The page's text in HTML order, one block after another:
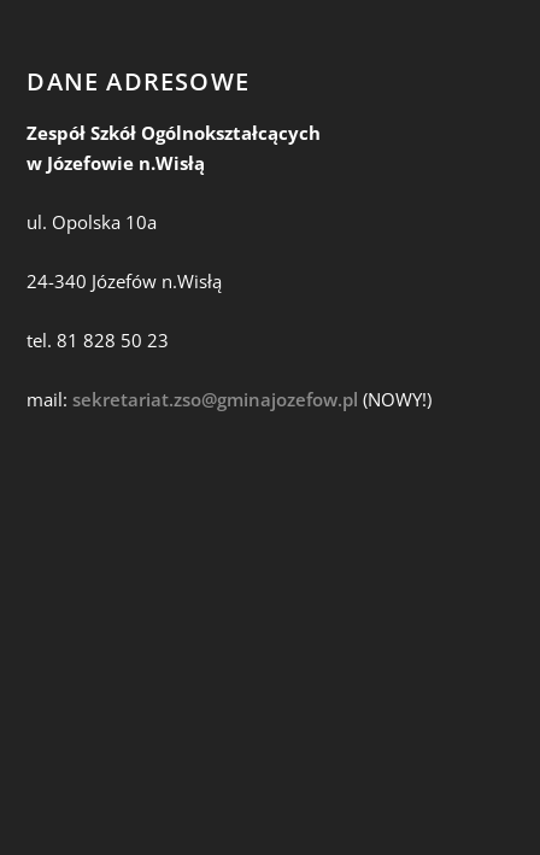
DANE ADRESOWE
Zespół Szkół Ogólnokształcących
w Józefowie n.Wisłą
ul. Opolska 10a
24-340 Józefów n.Wisłą
tel. 81 828 50 23
mail:sekretariat.zso@gminajozefow.pl (NOWY!)